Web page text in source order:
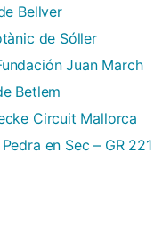
Bellver
de Sóller
Juan March
Betlem
Circuit Mallorca
en Sec – GR 221